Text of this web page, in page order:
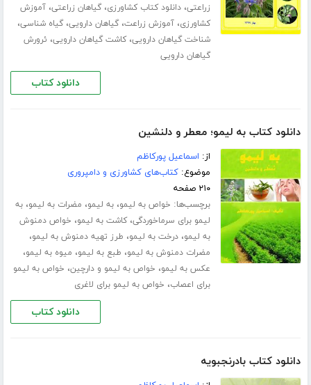
زراعتی،دانلود کتاب کشاورزی،گیاهان زراعتی،آموزش
کشاورزی،آموزش زراعت،گیاهان دارویی،گیاه شناسی،
شناخت گیاهان دارویی،کاشت گیاهان دارویی، ئرورش
گیاهان دارویی
دانلود کتاب
دانلود کتاب به لیمو؛ معطر و دلنشین
از: اسماعیل پورکاظم
موضوع:کتاب‌های کشاورزی و دامپروری
۲۱۰ صفحه
برچسب‌ها: خواص به لیمو،به لیمو، مضرات به لیمو،به
لیمو برای سرماخوردگی،کاشت به لیمو، خواص دمنوش
به لیمو،درخت به لیمو، طرز تهیه دمنوش به لیمو،
مضرات دمنوش به لیمو، طبع به لیمو، میوه به لیمو،
عکس به لیمو، خواص به لیمو و دارچین، خواص به لیمو
برای اعصاب، خواص به لیمو برای لاغری
دانلود کتاب
دانلود کتاب بادرنجبویه